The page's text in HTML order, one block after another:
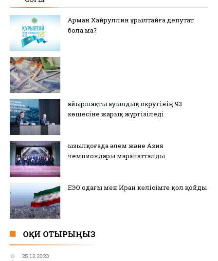
Арман Хайруллин Құрылтайға депутат
бола ма?
Қайыршақты ауылдық округінің 93
көшесіне жарық жүргізіледі
Қызылқоғада әлем және Азия
чемпиондары марапатталды
ЕЭО одағы мен Иран келісімге қол қойды
ОҚИ ОТЫРЫҢЫЗ
25.12.2023